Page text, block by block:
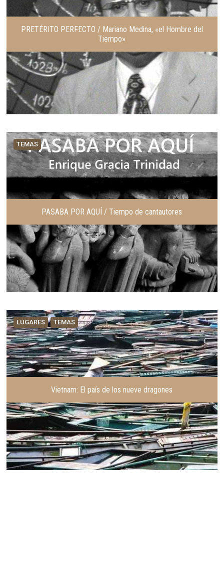
PRETÉRITO PERFECTO / Mariano Medina, «el Hombre del
Tiempo»
TEMAS
PASABA POR AQUÍ / Tiempo de cantautores
LUGARES TEMAS
Vietnam: El país de los nueve dragones